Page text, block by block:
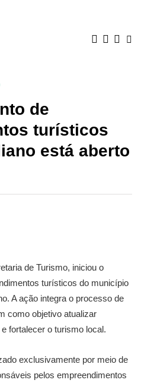
de
turísticos
está aberto
de Turismo, iniciou o
turísticos do município
A ação integra o processo de
como objetivo atualizar
fortalecer o turismo local.
exclusivamente por meio de
pelos empreendimentos